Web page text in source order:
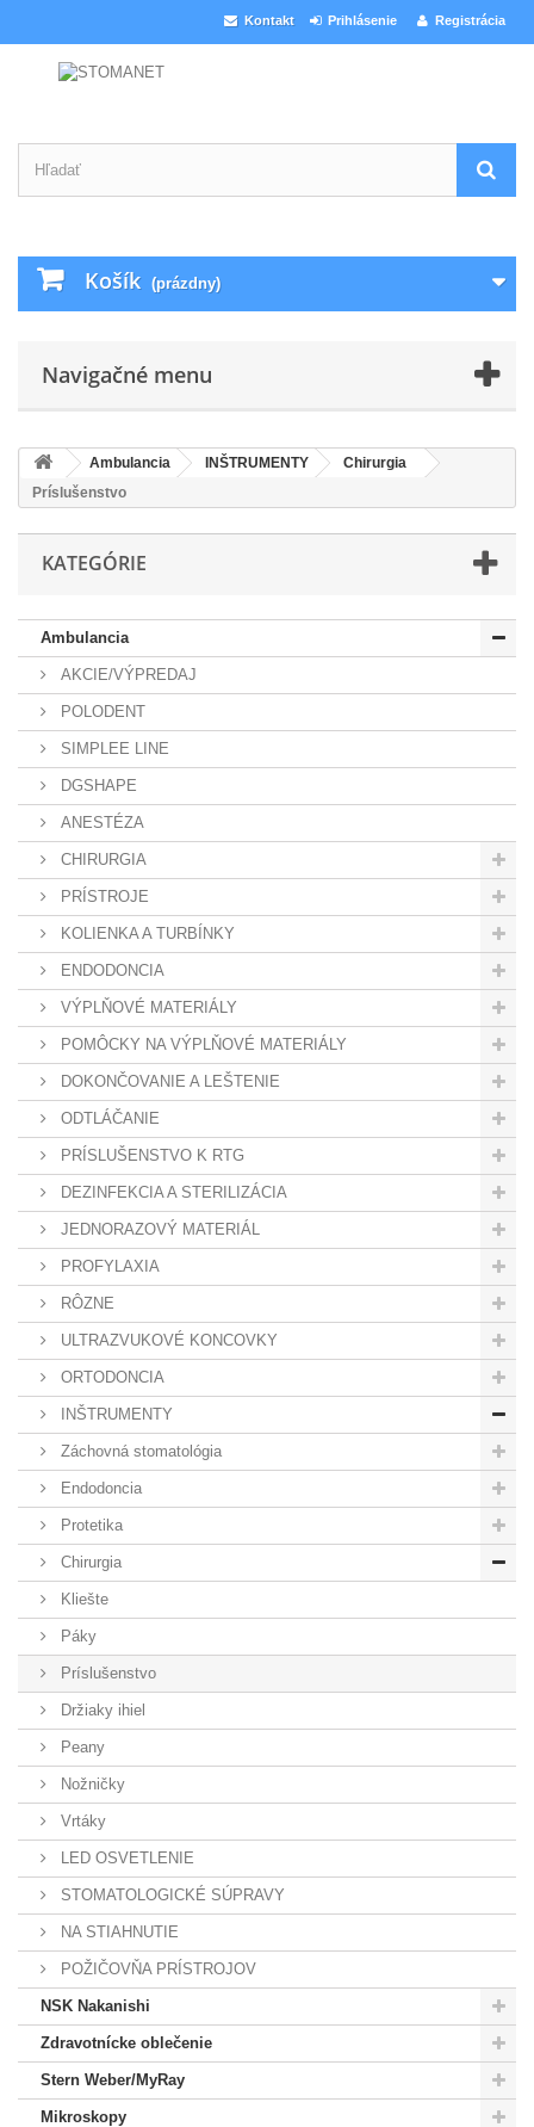
Registrácia
Prihlásenie
Kontakt
Košík (prázdny)
Navigačné menu
Ambulancia INŠTRUMENTY
Chirurgia
Príslušenstvo
KATEGÓRIE
Ambulancia
AKCIE/VÝPREDAJ
POLODENT
SIMPLEE LINE
DGSHAPE
ANESTÉZA
CHIRURGIA
PRÍSTROJE
KOLIENKA A TURBÍNKY
ENDODONCIA
VÝPLŇOVÉ MATERIÁLY
POMÔCKY NA VÝPLŇOVÉ MATERIÁLY
DOKONČOVANIE A LEŠTENIE
ODTLÁČANIE
PRÍSLUŠENSTVO K RTG
DEZINFEKCIA A STERILIZÁCIA
JEDNORAZOVÝ MATERIÁL
PROFYLAXIA
RÔZNE
ULTRAZVUKOVÉ KONCOVKY
ORTODONCIA
INŠTRUMENTY
Záchovná stomatológia
Endodoncia
Protetika
Chirurgia
Kliešte
Páky
Príslušenstvo
Držiaky ihiel
Peany
Nožničky
Vrtáky
LED OSVETLENIE
STOMATOLOGICKÉ SÚPRAVY
NA STIAHNUTIE
POŽIČOVŇA PRÍSTROJOV
NSK Nakanishi
Zdravotnícke oblečenie
Stern Weber/MyRay
Mikroskopy